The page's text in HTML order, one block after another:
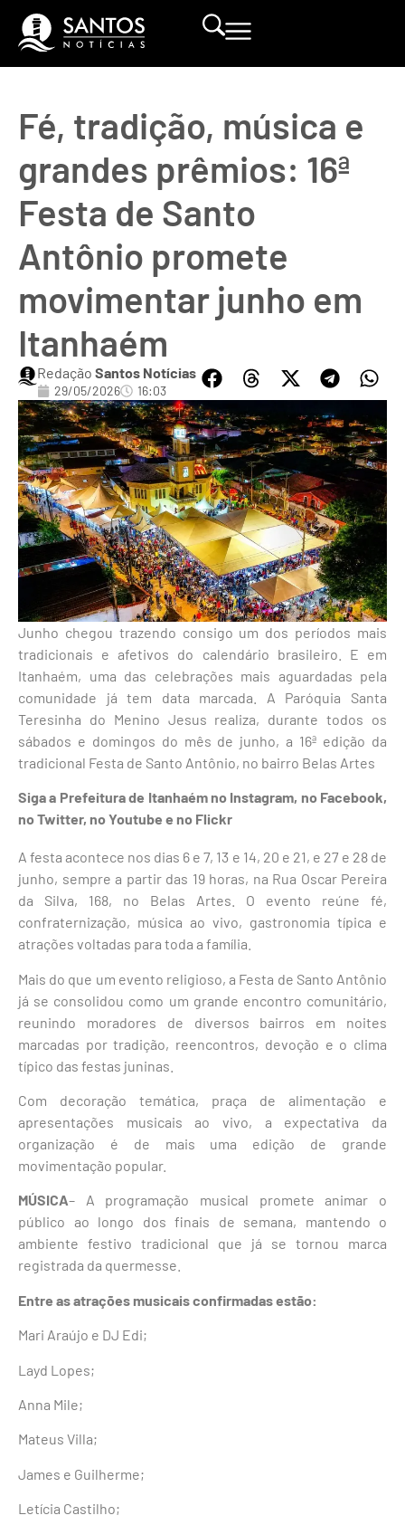
Fé, tradição, música e
grandes prêmios: 16ª
Festa de Santo
Antônio promete
movimentar junho em
Itanhaém
Redação Santos Notícias
29/05/2026 16:03
Junho chegou trazendo consigo um dos períodos mais
tradicionais e afetivos do calendário brasileiro. E em
Itanhaém, uma das celebrações mais aguardadas pela
comunidade já tem data marcada. A Paróquia Santa
Teresinha do Menino Jesus realiza, durante todos os
sábados e domingos do mês de junho, a 16ª edição da
tradicional Festa de Santo Antônio, no bairro Belas Artes
Siga a Prefeitura de Itanhaém no Instagram, no Facebook,
noTwitter, noYoutube e no Flickr
A festa acontece nos dias 6 e 7, 13 e 14, 20 e 21, e 27 e 28 de
junho, sempre a partir das 19 horas, na Rua Oscar Pereira
da Silva, 168, no Belas Artes. O evento reúne fé,
confraternização, música ao vivo, gastronomia típica e
atrações voltadas para toda a família.
Mais do que um evento religioso, a Festa de Santo Antônio
já se consolidou como um grande encontro comunitário,
reunindo moradores de diversos bairros em noites
marcadas por tradição, reencontros, devoção e o clima
típico das festas juninas.
Com decoração temática, praça de alimentação e
apresentações musicais ao vivo, a expectativa da
organização é de mais uma edição de grande
movimentação popular.
MÚSICA– A programação musical promete animar o
público ao longo dos finais de semana, mantendo o
ambiente festivo tradicional que já se tornou marca
registrada da quermesse.
Entre as atrações musicais confirmadas estão:
Mari Araújo e DJ Edi;
Layd Lopes;
Anna Mile;
Mateus Villa;
James e Guilherme;
Letícia Castilho;